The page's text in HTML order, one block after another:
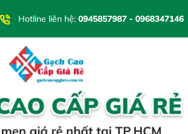
Hotline liên hệ:0945857987 - 0968347146